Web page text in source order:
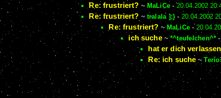
Re: frustriert? ~ MaLiCe -20.04.2002
Re: frustriert? ~ tralala ];} - 20.04.2002
Re: frustriert? ~ MaLiCe -
ich suche~*^teufelchen^*
hat er dich
Re: ich suche ~